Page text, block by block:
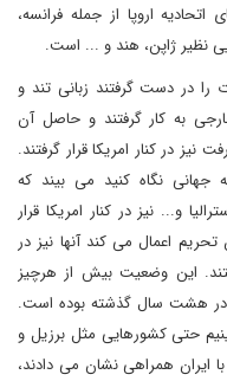
اروپا از جمله فرانسه،
نظیر ژاپن، هند و ... است.
گرایان از سال 84 که قدرت را در دست گرفتند زبانی تند و
به کار گرفتند و حاصل آن
در کنار امریکا قرار گرفتند.
جهانی نگاه کنید می بیند که
و... نیز در کنار امریکا قرار
اعمال می کند آنها نیز در
این وضعیت بیش از هرچیز
در هشت سال گذشته بوده است.
حتی کشورهایی مثل برزیل و
ایران همراهی نشان می دادند،